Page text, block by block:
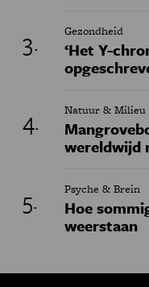
Gezondheid
‘Het Y-
Natuur & Milieu
wereldwijd
Psyche & Brein
Hoe
weerstaan